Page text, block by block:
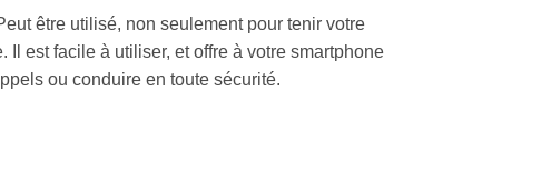
être utilisé, non seulement pour tenir votre
est facile à utiliser, et offre à votre smartphone
ou conduire en toute sécurité.